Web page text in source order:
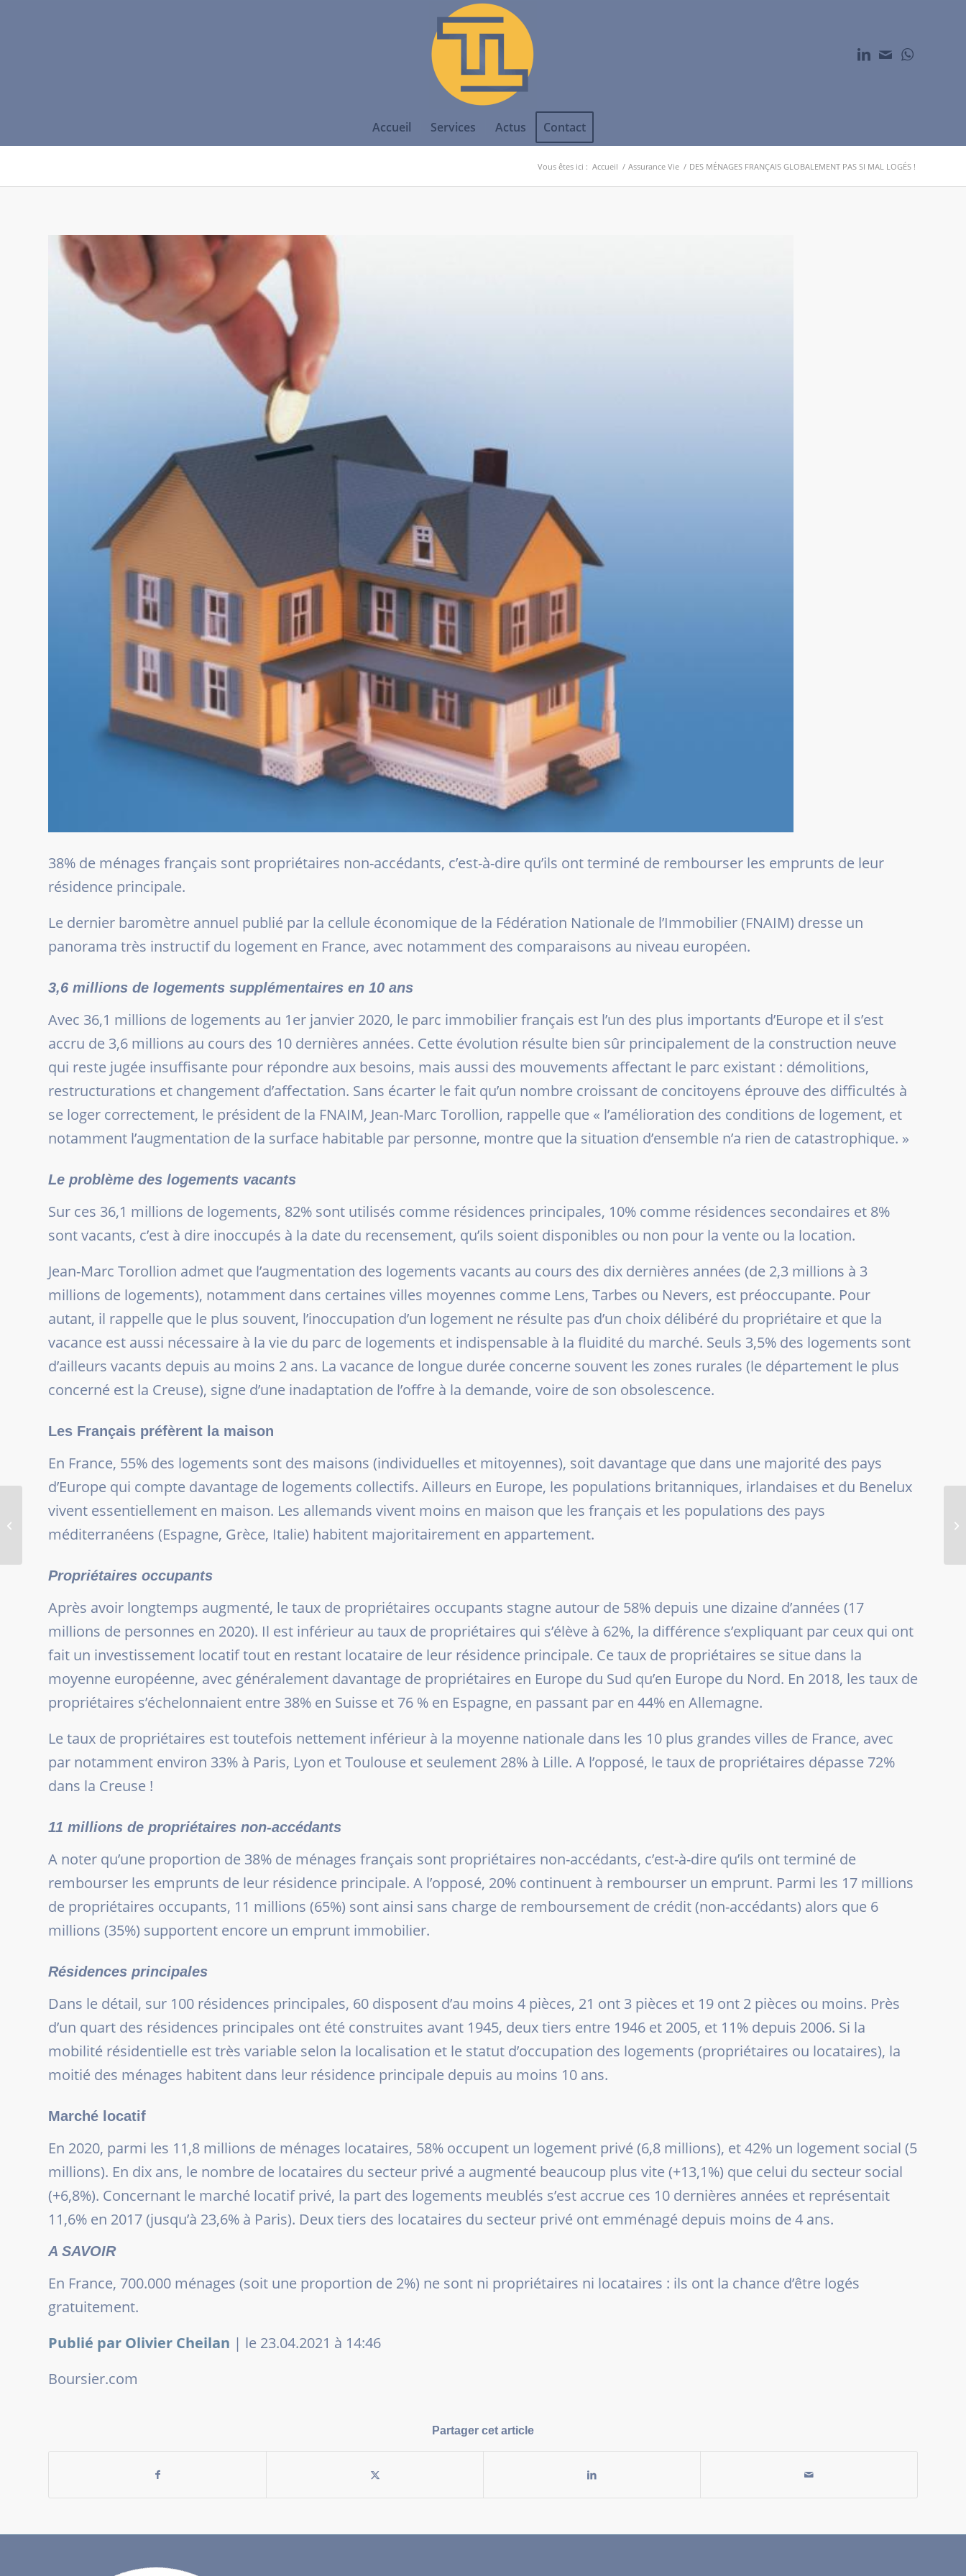
Accueil Services Actus Contact
Vous êtes ici : Accueil / Assurance Vie / DES MÉNAGES FRANÇAIS GLOBALEMENT PAS SI MAL LOGÉS !
38% de ménages français sont propriétaires non-accédants, c’est-à-dire qu’ils ont terminé de rembourser les emprunts de leur
résidence principale.
Le dernier baromètre annuel publié par la cellule économique de la Fédération Nationale de l’Immobilier (FNAIM) dresse un
panorama très instructif du logement en France, avec notamment des comparaisons au niveau européen.
3,6 millions de logements supplémentaires en 10 ans
Avec 36,1 millions de logements au 1er janvier 2020, le parc immobilier français est l’un des plus importants d’Europe et il s’est
accru de 3,6 millions au cours des 10 dernières années. Cette évolution résulte bien sûr principalement de la construction neuve
qui reste jugée insuffisante pour répondre aux besoins, mais aussi des mouvements affectant le parc existant : démolitions,
restructurations et changement d’affectation. Sans écarter le fait qu’un nombre croissant de concitoyens éprouve des difficultés à
se loger correctement, le président de la FNAIM, Jean-Marc Torollion, rappelle que « l’amélioration des conditions de logement, et
notamment l’augmentation de la surface habitable par personne, montre que la situation d’ensemble n’a rien de catastrophique. »
Le problème des logements vacants
Sur ces 36,1 millions de logements, 82% sont utilisés comme résidences principales, 10% comme résidences secondaires et 8%
sont vacants, c’est à dire inoccupés à la date du recensement, qu’ils soient disponibles ou non pour la vente ou la location.
Jean-Marc Torollion admet que l’augmentation des logements vacants au cours des dix dernières années (de 2,3 millions à 3
millions de logements), notamment dans certaines villes moyennes comme Lens, Tarbes ou Nevers, est préoccupante. Pour
autant, il rappelle que le plus souvent, l’inoccupation d’un logement ne résulte pas d’un choix délibéré du propriétaire et que la
vacance est aussi nécessaire à la vie du parc de logements et indispensable à la fluidité du marché. Seuls 3,5% des logements sont
d’ailleurs vacants depuis au moins 2 ans. La vacance de longue durée concerne souvent les zones rurales (le département le plus
concerné est la Creuse), signe d’une inadaptation de l’offre à la demande, voire de son obsolescence.
Les Français préfèrent la maison
En France, 55% des logements sont des maisons (individuelles et mitoyennes), soit davantage que dans une majorité des pays
d’Europe qui compte davantage de logements collectifs. Ailleurs en Europe, les populations britanniques, irlandaises et du Benelux
vivent essentiellement en maison. Les allemands vivent moins en maison que les français et les populations des pays
méditerranéens (Espagne, Grèce, Italie) habitent majoritairement en appartement.
Propriétaires occupants
Après avoir longtemps augmenté, le taux de propriétaires occupants stagne autour de 58% depuis une dizaine d’années (17
millions de personnes en 2020). Il est inférieur au taux de propriétaires qui s’élève à 62%, la différence s’expliquant par ceux qui ont
fait un investissement locatif tout en restant locataire de leur résidence principale. Ce taux de propriétaires se situe dans la
moyenne européenne, avec généralement davantage de propriétaires en Europe du Sud qu’en Europe du Nord. En 2018, les taux de
propriétaires s’échelonnaient entre 38% en Suisse et 76 % en Espagne, en passant par en 44% en Allemagne.
Le taux de propriétaires est toutefois nettement inférieur à la moyenne nationale dans les 10 plus grandes villes de France, avec
par notamment environ 33% à Paris, Lyon et Toulouse et seulement 28% à Lille. A l’opposé, le taux de propriétaires dépasse 72%
dans la Creuse !
11 millions de propriétaires non-accédants
A noter qu’une proportion de 38% de ménages français sont propriétaires non-accédants, c’est-à-dire qu’ils ont terminé de
rembourser les emprunts de leur résidence principale. A l’opposé, 20% continuent à rembourser un emprunt. Parmi les 17 millions
de propriétaires occupants, 11 millions (65%) sont ainsi sans charge de remboursement de crédit (non-accédants) alors que 6
millions (35%) supportent encore un emprunt immobilier.
Résidences principales
Dans le détail, sur 100 résidences principales, 60 disposent d’au moins 4 pièces, 21 ont 3 pièces et 19 ont 2 pièces ou moins. Près
d’un quart des résidences principales ont été construites avant 1945, deux tiers entre 1946 et 2005, et 11% depuis 2006. Si la
mobilité résidentielle est très variable selon la localisation et le statut d’occupation des logements (propriétaires ou locataires), la
moitié des ménages habitent dans leur résidence principale depuis au moins 10 ans.
Marché locatif
En 2020, parmi les 11,8 millions de ménages locataires, 58% occupent un logement privé (6,8 millions), et 42% un logement social (5
millions). En dix ans, le nombre de locataires du secteur privé a augmenté beaucoup plus vite (+13,1%) que celui du secteur social
(+6,8%). Concernant le marché locatif privé, la part des logements meublés s’est accrue ces 10 dernières années et représentait
11,6% en 2017 (jusqu’à 23,6% à Paris). Deux tiers des locataires du secteur privé ont emménagé depuis moins de 4 ans.
A SAVOIR
En France, 700.000 ménages (soit une proportion de 2%) ne sont ni propriétaires ni locataires : ils ont la chance d’être logés
gratuitement.
Publié par Olivier Cheilan | le 23.04.2021 à 14:46
Boursier.com
Partager cet article
RÉDUCTION D’IMPÔT
PINEL : ATTENTION À
BIEN REMPLIR SA